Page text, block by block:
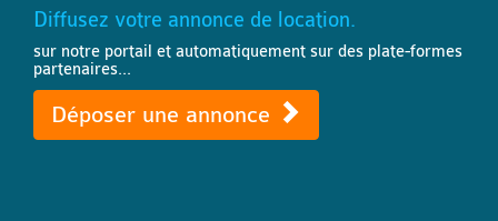
Diffusez votre annonce de location.
sur notre portail et automatiquement sur des plate-formes
partenaires...
Déposer une annonce